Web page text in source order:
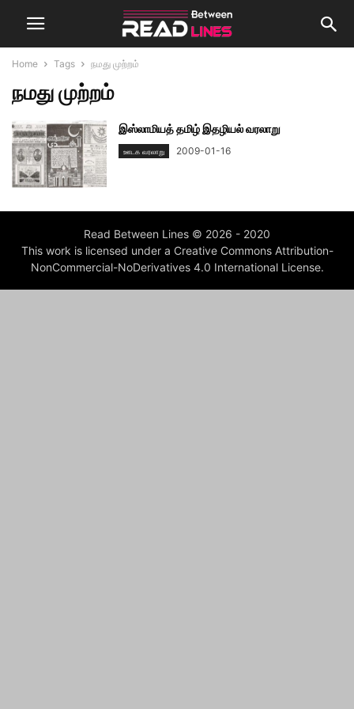
Home Tags நமது முற்றம்
நமது முற்றம்
இஸ்லாமியத் தமிழ் இதழியல் வரலாறு
ஊடக வரலாறு 2009-01-16
Read Between Lines © 2026 - 2020
This work is licensed under a Creative Commons Attribution-
NonCommercial-NoDerivatives 4.0 International License.